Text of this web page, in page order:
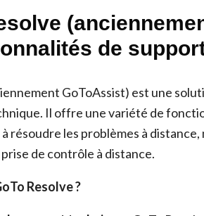
de
GoToAssist) est une
Il offre une variété de
résoudre les problèmes à distance,
de contrôle à distance.
Resolve ?